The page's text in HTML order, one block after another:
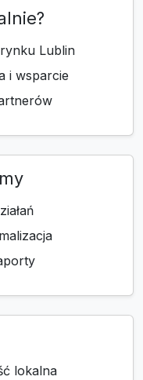
Lublin
i wsparcie
lokalna